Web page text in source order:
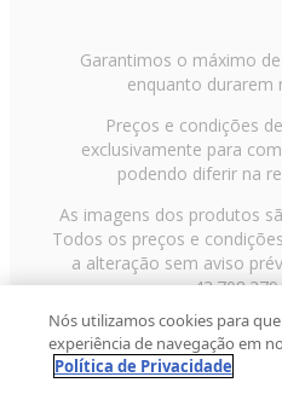
Garantimos o máximo
enquanto durarem
Preços e condições
exclusivamente para
podendo diferir na
As imagens dos produtos
Todos os preços e
a alteração sem aviso
Avenida Zaki Narchi, nº
Paulo/SP, CEP 02029-
2013 Fast Shop - Todos
Nós utilizamos cookies para
experiência de navegação em
Política de Privacidade